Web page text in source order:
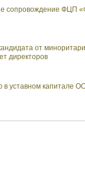
сопровождение ФЦП
от
директоров
уставном капитале